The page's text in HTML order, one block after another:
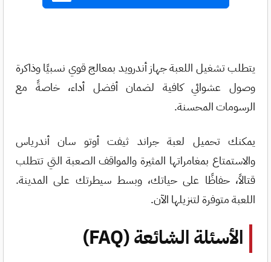
يتطلب تشغيل اللعبة جهاز أندرويد بمعالج قوي نسبيًا وذاكرة
وصول عشوائي كافية لضمان أفضل أداء، خاصةً مع
الرسومات المحسنة.
يمكنك تحميل لعبة جراند ثيفت أوتو سان أندرياس
والاستمتاع بمغامراتها المثيرة والمواقف الصعبة التي تتطلب
قتالاً، حفاظًا على حياتك، وبسط سيطرتك على المدينة.
اللعبة متوفرة لتنزيلها الآن.
الأسئلة الشائعة (FAQ)